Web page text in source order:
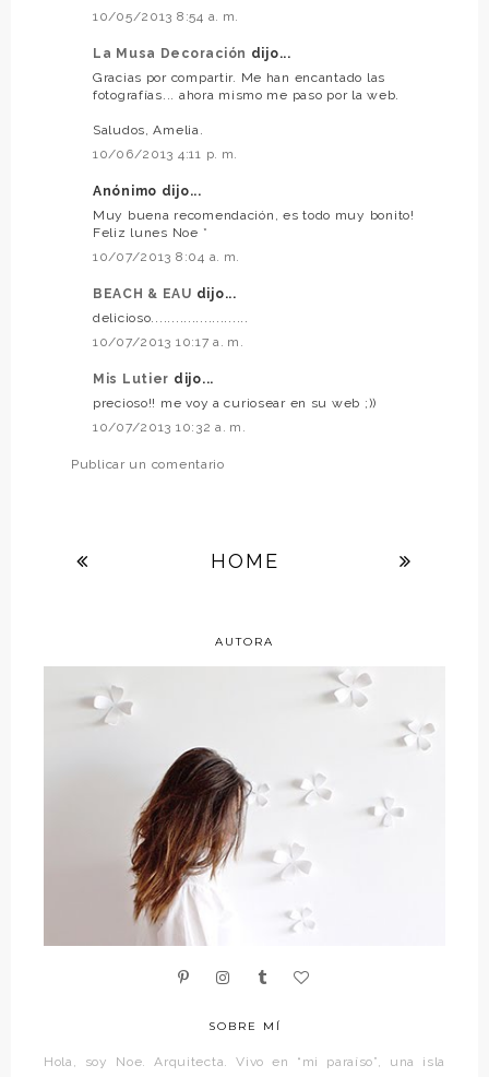
10/05/2013 8:54 a. m.
La Musa Decoración dijo...
Gracias por compartir. Me han encantado las
fotografías... ahora mismo me paso por la web.
Saludos, Amelia.
10/06/2013 4:11 p. m.
Anónimo dijo...
Muy buena recomendación, es todo muy bonito!
Feliz lunes Noe *
10/07/2013 8:04 a. m.
BEACH & EAU dijo...
delicioso........................
10/07/2013 10:17 a. m.
Mis Lutier dijo...
precioso!! me voy a curiosear en su web ;))
10/07/2013 10:32 a. m.
Publicar un comentario
HOME
AUTORA
SOBRE MÍ
Hola, soy Noe. Arquitecta. Vivo en “mi paraíso”, una isla